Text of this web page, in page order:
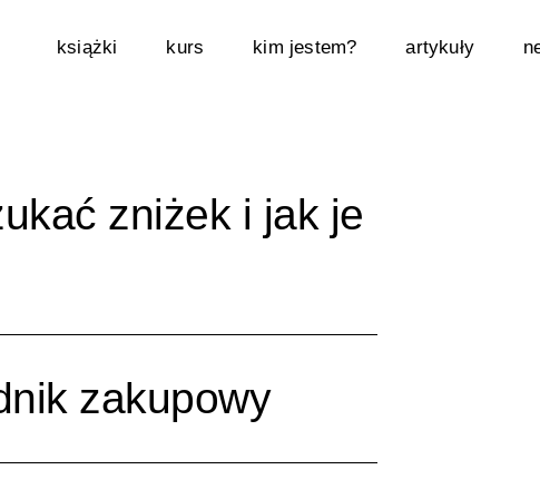
książki kurs kim jestem? artykuły
zniżek i jak je
zakupowy